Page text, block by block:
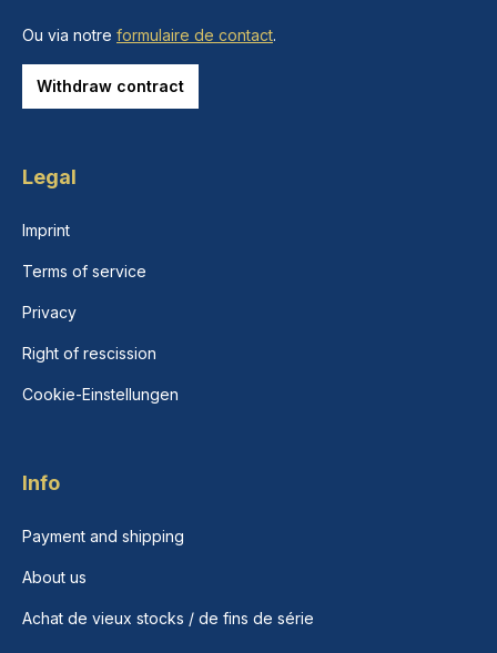
Ou via notre formulaire de contact.
Withdraw contract
Legal
Imprint
Terms of service
Privacy
Right of rescission
Cookie-Einstellungen
Info
Payment and shipping
About us
Achat de vieux stocks / de fins de série